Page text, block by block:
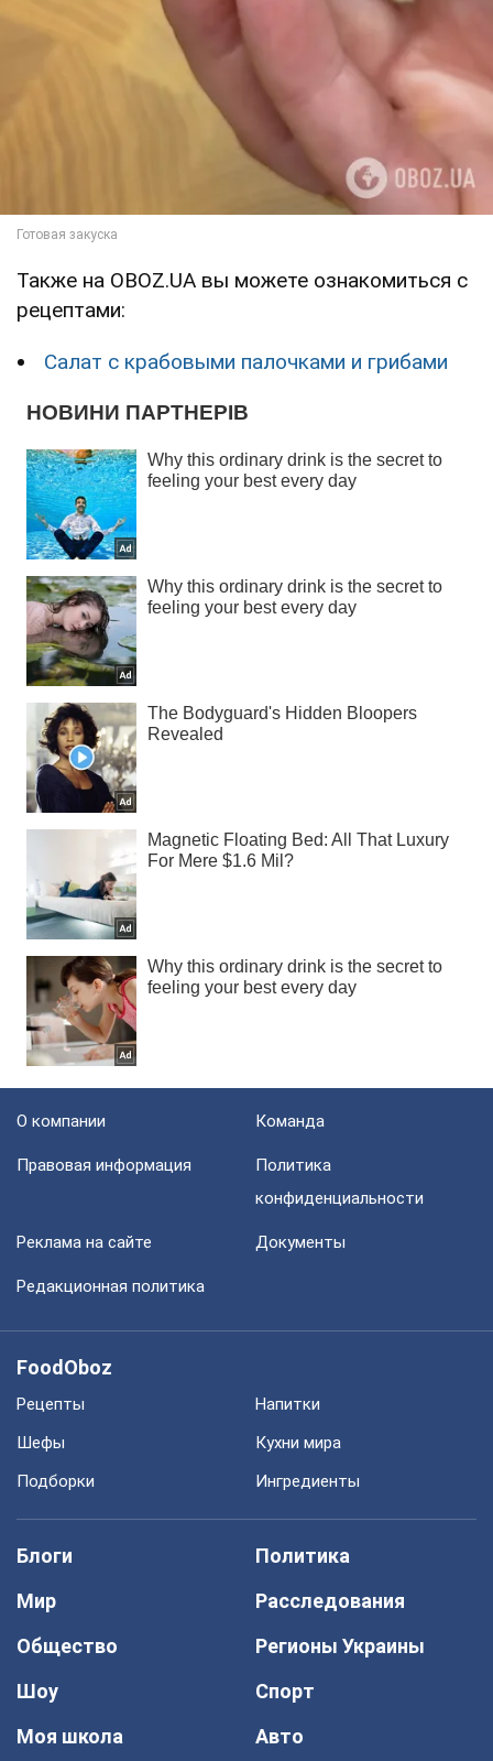
Также на OBOZ.UA вы можете ознакомиться с
рецептами:
Салат с крабовыми палочками и грибами
О компании Команда
Правовая информация
Политика
конфиденциальности
Реклама на сайте Документы
Редакционная политика
FoodOboz
Рецепты
Напитки
Шефы
Кухни мира
Подборки
Ингредиенты
Блоги
Политика
Мир
Расследования
Общество
Регионы Украины
Шоу
Спорт
Моя школа
Авто